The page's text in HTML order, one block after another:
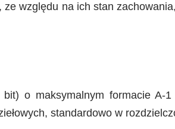
względu na ich stan
o maksymalnym formacie A-
standardowo w